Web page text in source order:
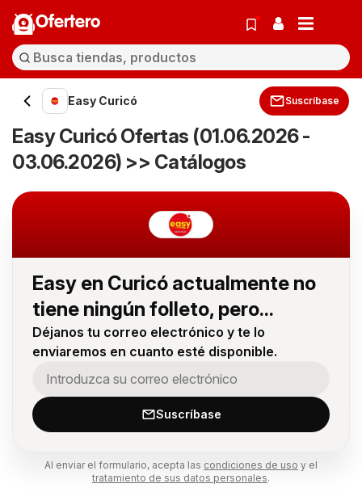
Ofertero
Easy Curicó Suscríbase
Easy Curicó Ofertas (01.06.2026 -
03.06.2026) >> Catálogos
Easy en Curicó actualmente no
tiene ningún folleto, pero...
Déjanos tu correo electrónico y te lo
enviaremos en cuanto esté disponible.
Suscríbase
Al enviar el formulario, acepta las condiciones de uso y el
tratamiento de sus datos personales.